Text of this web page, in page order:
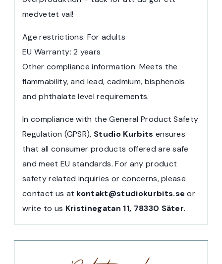
medvetet val!
Age restrictions: For adults
EU Warranty: 2 years
Other compliance information: Meets the
flammability, and lead, cadmium, bisphenols
and phthalate level requirements.
In compliance with the General Product Safety
Regulation (GPSR), Studio Kurbits ensures
that all consumer products offered are safe
and meet EU standards. For any product
safety related inquiries or concerns, please
contact us at kontakt@studiokurbits.se or
write to us Kristinegatan 11, 78330 Säter.